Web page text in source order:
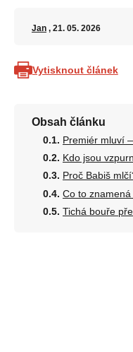
Jan , 21. 05. 2026
Vytisknout článek
Obsah článku
Premiér mluví
Kdo jsou
Proč Babiš
Co to
Tichá bouře